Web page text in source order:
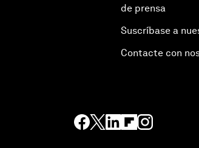
de prensa
Suscríbase a
Contacte con